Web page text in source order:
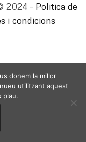
2024 - Politica de
i condicions
donem la millor
utilitzant aquest
plau.